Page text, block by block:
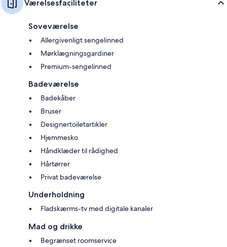
Værelsesfaciliteter
Soveværelse
Allergivenligt sengelinned
Mørklægningsgardiner
Premium-sengelinned
Badeværelse
Badekåber
Bruser
Designertoiletartikler
Hjemmesko
Håndklæder til rådighed
Hårtørrer
Privat badeværelse
Underholdning
Fladskærms-tv med digitale kanaler
Mad og drikke
Begrænset roomservice